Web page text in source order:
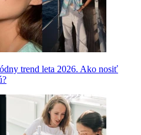
trend leta 2026. Ako nosiť